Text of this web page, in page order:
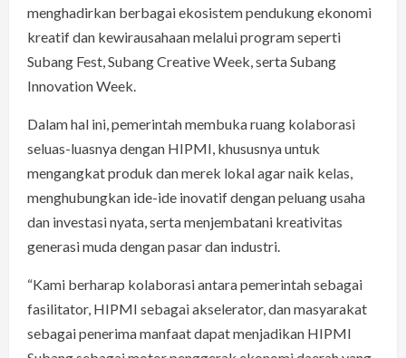
menghadirkan berbagai ekosistem pendukung ekonomi
kreatif dan kewirausahaan melalui program seperti
Subang Fest, Subang Creative Week, serta Subang
Innovation Week.
Dalam hal ini, pemerintah membuka ruang kolaborasi
seluas-luasnya dengan HIPMI, khususnya untuk
mengangkat produk dan merek lokal agar naik kelas,
menghubungkan ide-ide inovatif dengan peluang usaha
dan investasi nyata, serta menjembatani kreativitas
generasi muda dengan pasar dan industri.
“Kami berharap kolaborasi antara pemerintah sebagai
fasilitator, HIPMI sebagai akselerator, dan masyarakat
sebagai penerima manfaat dapat menjadikan HIPMI